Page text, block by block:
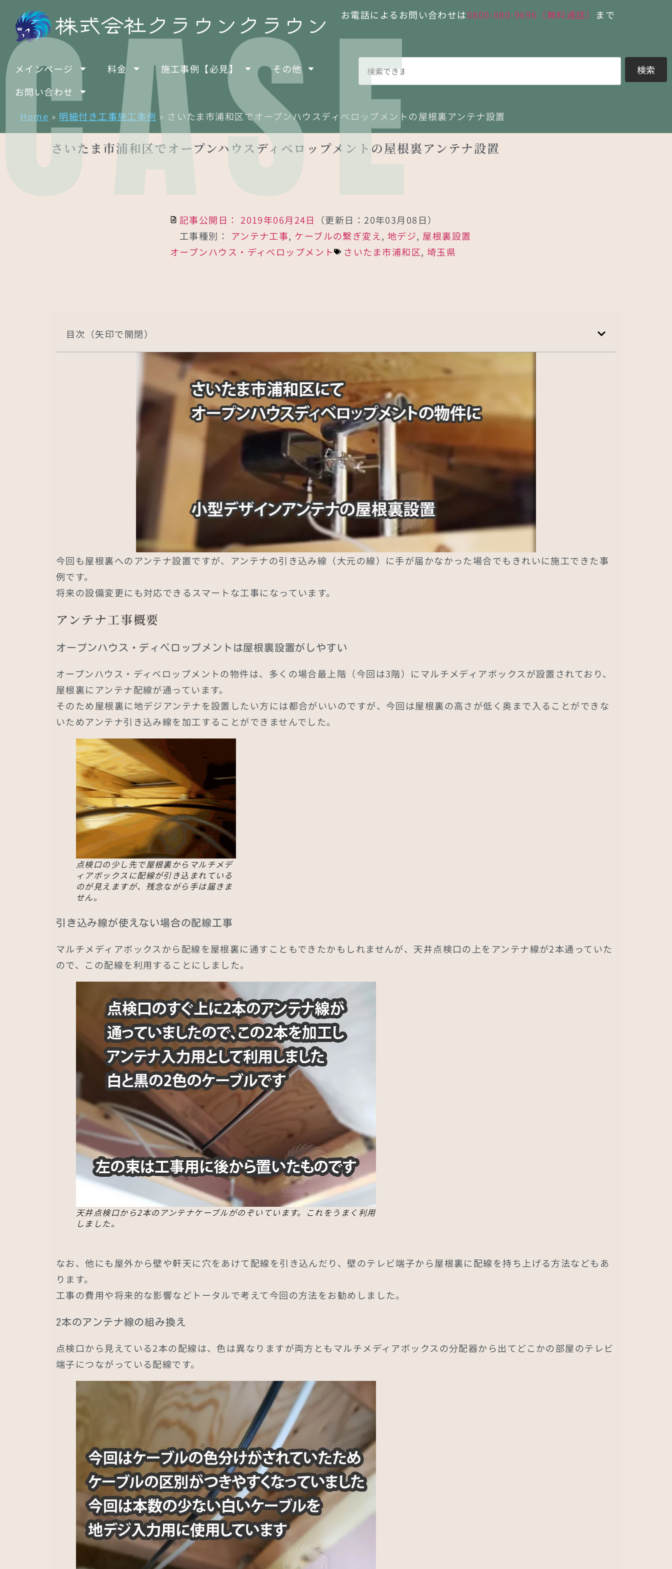
お電話によるお問い合わせは0800-080-9696（無料通話） まで
メインページ 料金 施工事例【必見】
その他
お問い合わせ
検索
Home » 明細付き工事施工事例 » さいたま市浦和区でオープンハウスディベロップメントの屋根裏アンテナ設置
さいたま市浦和区でオープンハウスディベロップメントの屋根裏アンテナ設置
CASE
記事公開日： 2019年06月24日
（更新日：20年03月08日）
工事種別：
アンテナ工事, ケーブルの繋ぎ変え ,地デジ, 屋根裏設置
オープンハウス・ディベロップメント
さいたま市浦和区, 埼玉県
目次（矢印で開閉）
今回も屋根裏へのアンテナ設置ですが、アンテナの引き込み線（大元の線）に手が届かなかった場合でもきれいに施工できた事
例です。
将来の設備変更にも対応できるスマートな工事になっています。
アンテナ工事概要
オープンハウス・ディベロップメントは屋根裏設置がしやすい
オープンハウス・ディベロップメントの物件は、多くの場合最上階（今回は3階）にマルチメディアボックスが設置されており、
屋根裏にアンテナ配線が通っています。
そのため屋根裏に地デジアンテナを設置したい方には都合がいいのですが、今回は屋根裏の高さが低く奥まで入ることができな
いためアンテナ引き込み線を加工することができませんでした。
点検口の少し先で屋根裏からマルチメデ
ィアボックスに配線が引き込まれている
のが見えますが、残念ながら手は届きま
せん。
引き込み線が使えない場合の配線工事
マルチメディアボックスから配線を屋根裏に通すこともできたかもしれませんが、天井点検口の上をアンテナ線が2本通っていた
ので、この配線を利用することにしました。
天井点検口から2本のアンテナケーブルがのぞいています。これをうまく利用
しました。
なお、他にも屋外から壁や軒天に穴をあけて配線を引き込んだり、壁のテレビ端子から屋根裏に配線を持ち上げる方法などもあ
ります。
工事の費用や将来的な影響などトータルで考えて今回の方法をお勧めしました。
2本のアンテナ線の組み換え
点検口から見えている2本の配線は、色は異なりますが両方ともマルチメディアボックスの分配器から出てどこかの部屋のテレビ
端子につながっている配線です。